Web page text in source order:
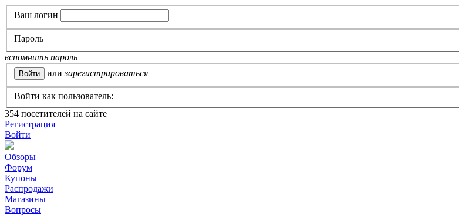
Ваш логин
Пароль
вспомнить пароль
или зарегистрироваться
Войти как пользователь:
354 посетителей на сайте
Регистрация
Войти
Обзоры
Форум
Купоны
Распродажи
Магазины
Вопросы